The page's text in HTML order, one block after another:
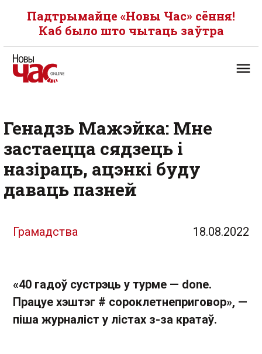
Падтрымайце «Новы Час» сёння!
Каб было што чытаць заўтра
Генадзь Мажэйка: Мне
застаецца сядзець і
назіраць, ацэнкі буду
даваць пазней
Грамадства 18.08.2022
«40 гадоў сустрэць у турме — done.
Працуе хэштэг # сороклетнеприговор», —
піша журналіст у лістах з-за кратаў.